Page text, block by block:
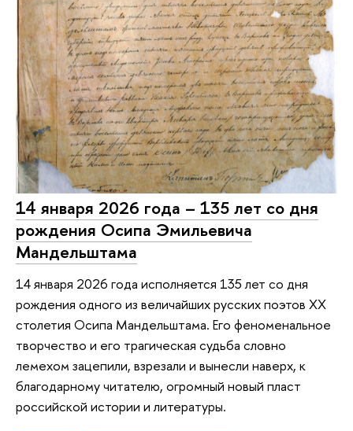
14 января 2026 года – 135 лет со дня
рождения Осипа Эмильевича
Мандельштама
14 января 2026 года исполняется 135 лет со дня
рождения одного из величайших русских поэтов XX
столетия Осипа Мандельштама. Его феноменальное
творчество и его трагическая судьба словно
лемехом зацепили, взрезали и вынесли наверх, к
благодарному читателю, огромный новый пласт
российской истории и литературы.